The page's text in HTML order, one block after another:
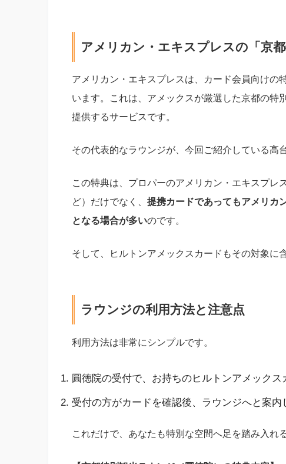
アメリカン・エキスプレスの「京
アメリカン・エキスプレスは、カード会員向けの
います。これは、アメックスが厳選した京都の特
提供するサービスです。
その代表的なラウンジが、今回ご紹介している高
この特典は、プロパーのアメリカン・エキスプレ
ど）だけでなく、 提携カードであってもアメリカ
となる場合が多いのです。
そして、ヒルトンアメックスカードもその対象に
ラウンジの利用方法と注意点
利用方法は非常にシンプルです。
圓徳院の受付で、お持ちのヒルトンアメックス
受付の方がカードを確認後、ラウンジへと案内
これだけで、あなたも特別な空間へ足を踏み入れ